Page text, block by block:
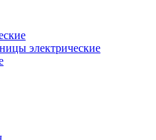
электрические